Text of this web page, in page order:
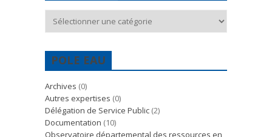
POLE EAU
Archives (0)
Autres expertises (0)
Délégation de Service Public (2)
Documentation (10)
Observatoire départemental des ressources en